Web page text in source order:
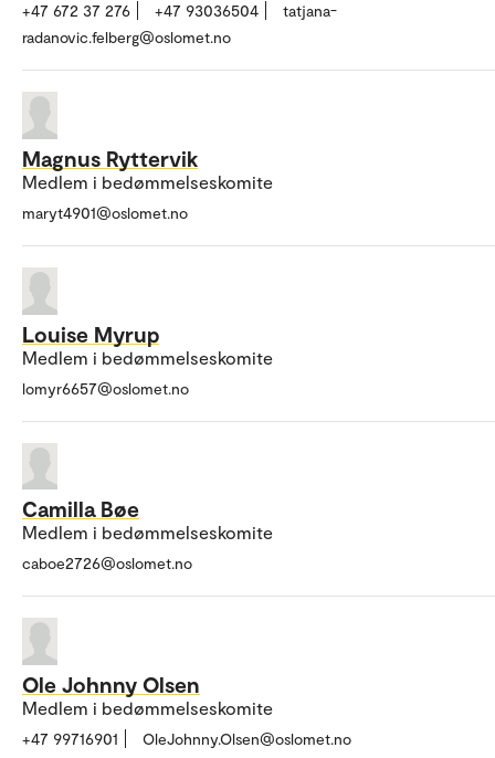
+47 672 37 276 +47 93036504
tatjana-
radanovic.felberg@oslomet.no
Magnus Ryttervik
Medlem i bedømmelseskomite
maryt4901@oslomet.no
Louise Myrup
Medlem i bedømmelseskomite
lomyr6657@oslomet.no
Camilla Bøe
Medlem i bedømmelseskomite
caboe2726@oslomet.no
Ole Johnny Olsen
Medlem i bedømmelseskomite
+47 99716901 OleJohnny.Olsen@oslomet.no